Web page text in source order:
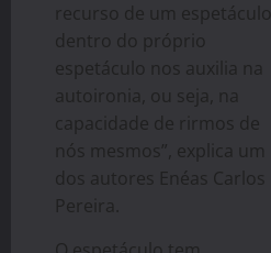
recurso de um espetáculo
dentro do próprio
espetáculo nos auxilia na
autoironia, ou seja, na
capacidade de rirmos de
nós mesmos”, explica um
dos autores Enéas Carlos
Pereira.